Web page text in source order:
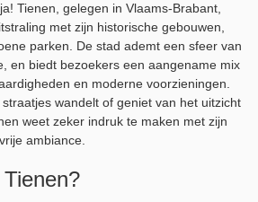
Tienen, gelegen in Vlaams-Brabant,
met zijn historische gebouwen,
parken. De stad ademt een sfeer van
en biedt bezoekers een aangename mix
en moderne voorzieningen.
wandelt of geniet van het uitzicht
weet zeker indruk te maken met zijn
ambiance.